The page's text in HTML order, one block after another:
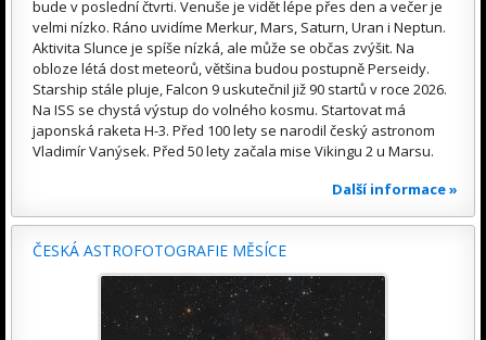
bude v poslední čtvrti. Venuše je vidět lépe přes den a večer je
velmi nízko. Ráno uvidíme Merkur, Mars, Saturn, Uran i Neptun.
Aktivita Slunce je spíše nízká, ale může se občas zvýšit. Na
obloze létá dost meteorů, většina budou postupně Perseidy.
Starship stále pluje, Falcon 9 uskutečnil již 90 startů v roce 2026.
Na ISS se chystá výstup do volného kosmu. Startovat má
japonská raketa H-3. Před 100 lety se narodil český astronom
Vladimír Vanýsek. Před 50 lety začala mise Vikingu 2 u Marsu.
Další informace »
ČESKÁ ASTROFOTOGRAFIE MĚSÍCE